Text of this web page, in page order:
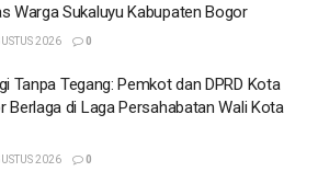
Berlaga di Laga Persahabatan Wali Kota
2026
Merah Putih 2026 Resmi Dibuka,
Bulan Kemerdekaan di Kota
Warga Sukaluyu Kabupaten Bogor
2026 0
Tanpa Tegang: Pemkot dan DPRD Kota
Berlaga di Laga Persahabatan Wali Kota
2026 0